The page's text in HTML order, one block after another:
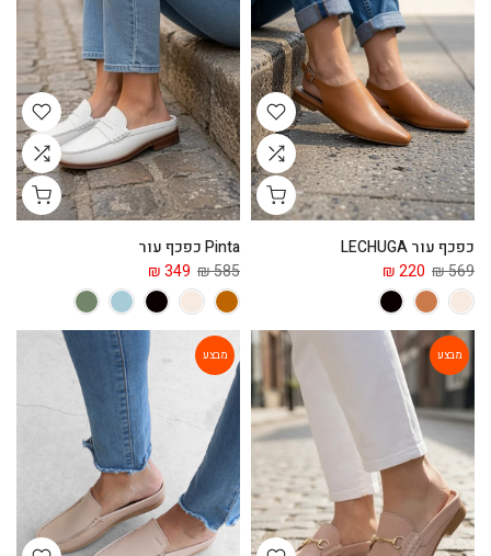
כפכף עור LECHUGA
569 ₪
220 ₪
Pinta כפכף עור
585 ₪
349 ₪
מבצע מבצע